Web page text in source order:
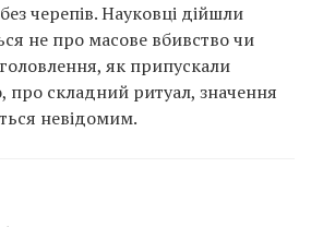
черепів. Науковці дійшли
не про масове вбивство чи
як припускали
про складний ритуал, значення
невідомим.